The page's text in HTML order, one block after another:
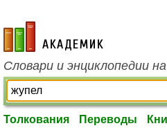
academic.ru
Словари и энциклопедии
Толкования Переводы